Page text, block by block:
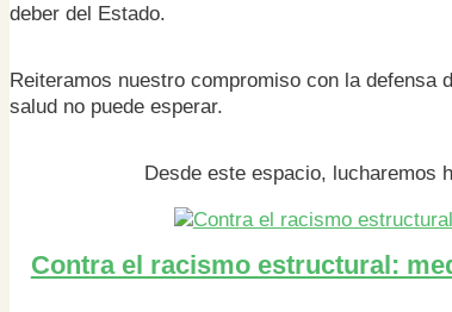
deber del Estado.
Reiteramos nuestro compromiso con la defensa
salud no puede esperar.
Desde este espacio, lucharemos
Contra el racismo estructural: